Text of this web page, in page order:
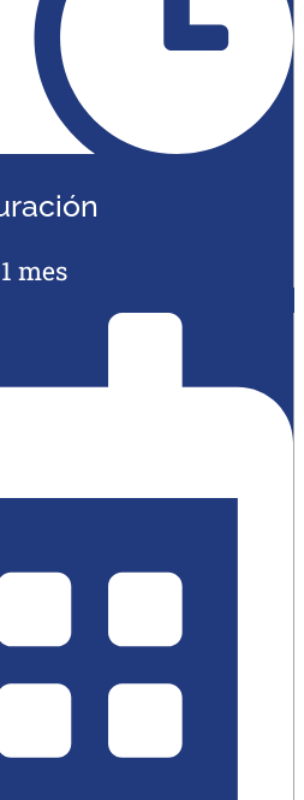
1 mes